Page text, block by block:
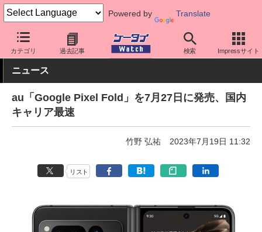
Powered by Translate
カテゴリ 過去記事 検索 Impressサイト
ケータイ Watch キャリア au スマホ・ケータイ
ニュース
au「Google Pixel Fold」を7月27日に発売、国内
キャリア最速
竹野 弘祐 2023年7月19日 11:32
リスト